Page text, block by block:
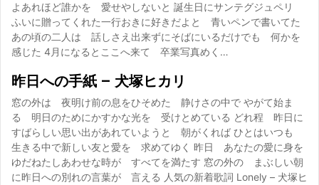
よあれほど誰かを 愛せやしないと 誕生日にサンテグジュペリ
ふいに贈ってくれた一行おきに好きだよと 青いペンで書いてた
あの頃の二人は 話しさえ出来ずにそばにいるだけでも 何かを
感じた 4月になるとここへ来て 卒業写真めく…
昨日への手紙 – 犬塚ヒカリ
窓の外は 夜明け前の息をひそめた 静けさの中で やがて始ま
る 明日のためにかすかな光を 受けとめている どれ程 昨日に
すばらしい思い出があれていようと 朝がくれば ひとはいつも
生きる中で新しい友と愛を 求めてゆく 昨日 あなたの愛に身を
ゆだねたしあわせな時が すべてを満たす 窓の外の まぶしい朝
に昨日への別れの言葉が 言える 人気の新着歌詞 Lonely – 犬塚ヒ